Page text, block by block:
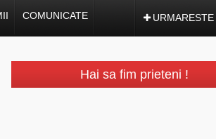
COMUNICATE URMARESTE
Hai sa fim prieteni !